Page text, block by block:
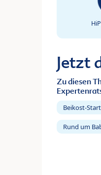
Jetzt
Zu diesen
Beikost-Start
Rund um